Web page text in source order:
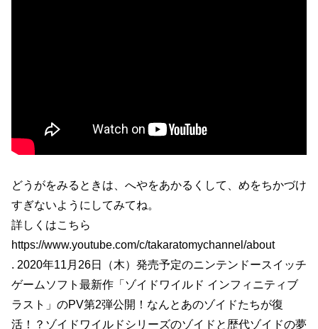
どうがをみるときは、へやをあかるくして、めをちかづけ
すぎないようにしてみてね。
詳しくはこちら
https://www.youtube.com/c/takaratomychannel/about
. 2020年11月26日（木）発売予定のニンテンドースイッチ
ゲームソフト最新作「ゾイドワイルド インフィニティブ
ラスト」のPV第2弾公開！なんとあのゾイドたちが復
活！？ゾイドワイルドシリーズのゾイドと歴代ゾイドの夢